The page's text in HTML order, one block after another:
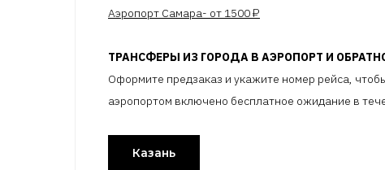
Аэропорт Самара- от 1500 ₽
ТРАНСФЕРЫ ИЗ ГОРОДА В АЭРОПОРТ И
Оформите предзаказ и укажите номер рейса,
аэропортом включено бесплатное ожидание в
Казань